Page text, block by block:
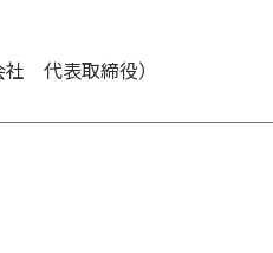
社 代表取締役）